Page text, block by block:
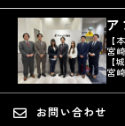
ア
【
宮
【
宮
お問い合わせ